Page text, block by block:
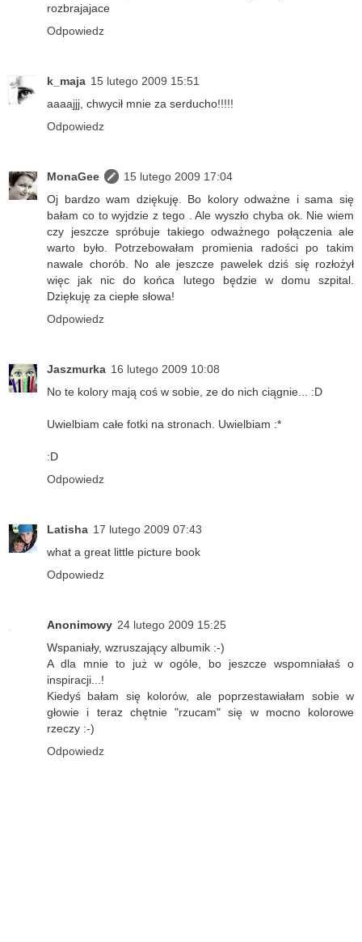
rozbrajajace
Odpowiedz
k_maja 15 lutego 2009 15:51
aaaajjj, chwycił mnie za serducho!!!!!
Odpowiedz
MonaGee
15 lutego 2009 17:04
Oj bardzo wam dziękuję. Bo kolory odważne i sama się
bałam co to wyjdzie z tego . Ale wyszło chyba ok. Nie wiem
czy jeszcze spróbuje takiego odważnego połączenia ale
warto było. Potrzebowałam promienia radości po takim
nawale chorób. No ale jeszcze pawelek dziś się rozłożył
więc jak nic do końca lutego będzie w domu szpital.
Dziękuję za ciepłe słowa!
Odpowiedz
Jaszmurka 16 lutego 2009 10:08
No te kolory mają coś w sobie, ze do nich ciągnie... :D
Uwielbiam całe fotki na stronach. Uwielbiam :*
:D
Odpowiedz
Latisha 17 lutego 2009 07:43
what a great little picture book
Odpowiedz
Anonimowy 24 lutego 2009 15:25
Wspaniały, wzruszający albumik :-)
A dla mnie to już w ogóle, bo jeszcze wspomniałaś o
inspiracji...!
Kiedyś bałam się kolorów, ale poprzestawiałam sobie w
głowie i teraz chętnie "rzucam" się w mocno kolorowe
rzeczy :-)
Odpowiedz